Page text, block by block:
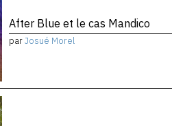
After Blue et le cas Mandico
parJosué Morel